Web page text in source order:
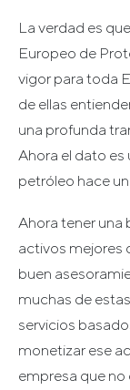
La verdad es
Europeo de
vigor para toda
de ellas
una profunda
Ahora el dato
petróleo hace un
Ahora tener una
activos mejores
buen
muchas de
servicios
monetizar ese
empresa que no